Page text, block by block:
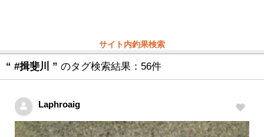
サイト内釣果検索
“ #揖斐川 ” のタグ検索結果：56件
Laphroaig